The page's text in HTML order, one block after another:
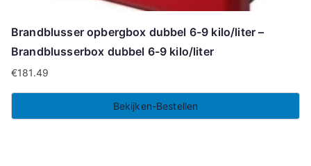
Brandblusser opbergbox dubbel 6-9 kilo/liter –
Brandblusserbox dubbel 6-9 kilo/liter
€181.49
Bekijken-Bestellen